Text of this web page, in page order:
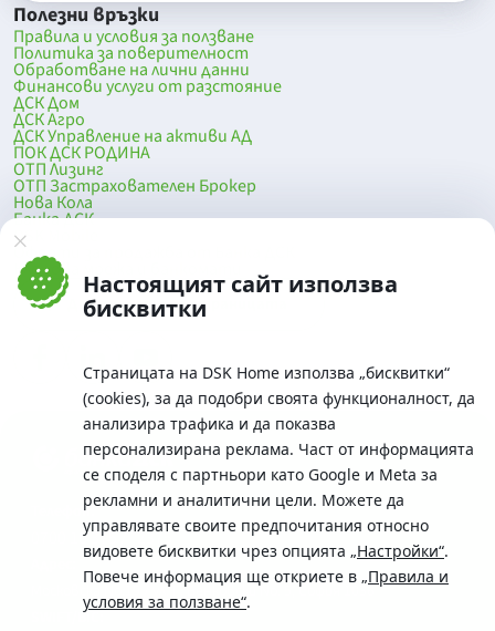
Настоящият сайт използва
бисквитки
Страницата на DSK Home използва „бисквитки“
(cookies), за да подобри своята функционалност, да
анализира трафика и да показва
персонализирана реклама. Част от информацията
се споделя с партньори като Google и Meta за
рекламни и аналитични цели. Можете да
управлявате своите предпочитания относно
видовете бисквитки чрез опцията „Настройки“.
Повече информация ще откриете в „Правила и
условия за ползване“.
Полезни връзки
Правила и условия за ползване
Политика за поверителност
Обработване на лични данни
Финансови услуги от разстояние
ДСК Дом
ДСК Агро
ДСК Управление на активи АД
ПОК ДСК РОДИНА
ОТП Лизинг
ОТП Застрахователен Брокер
Нова Кола
Банка ДСК
DSK Mobile
Оферти за продажба от Банка ДСК
Клонова мрежа и банкомати
До началото на страницата
Телефон:
0700 10 375 / *2375
Московска No.19 / ул. Г. Бенковски No. 5, София 1036
SWIFT/BIC: